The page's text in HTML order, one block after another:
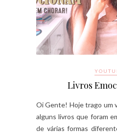
Livros
Oi Gente! Hoje trago um
alguns livros que foram
de várias formas